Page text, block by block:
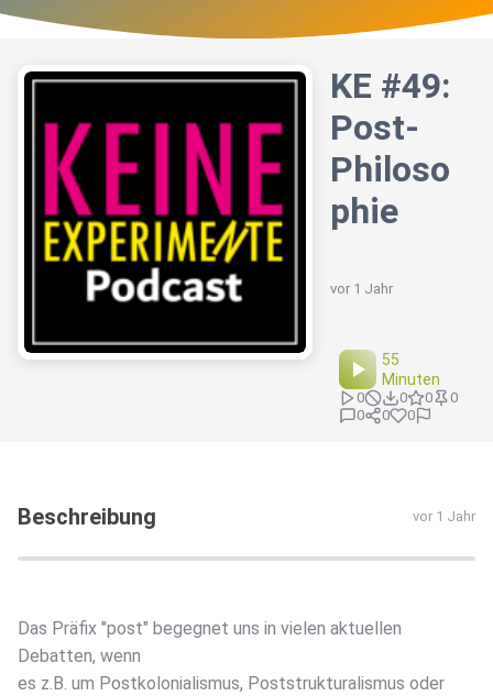
KE #49:
Post-
Philoso
phie
vor 1 Jahr
55
Minuten
0 0 0
0
0
0 0
Beschreibung vor 1 Jahr
Das Präfix "post" begegnet uns in vielen aktuellen
Debatten, wenn
es z.B. um Postkolonialismus, Poststrukturalismus oder